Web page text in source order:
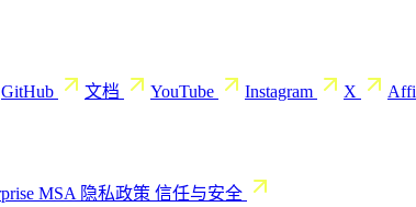
GitHub 文档 YouTube Instagram X
MSA 隐私政策 信任与安全